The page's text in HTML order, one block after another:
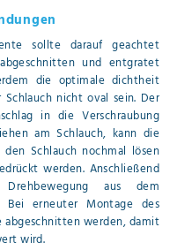
sollte darauf geachtet
und entgratet
die optimale dichtheit
nicht oval sein. Der
in die Verschraubung
am Schlauch, kann die
Schlauch nochmal lösen
werden. Anschließend
aus dem
Bei erneuter Montage des
abgeschnitten werden, damit
wird.